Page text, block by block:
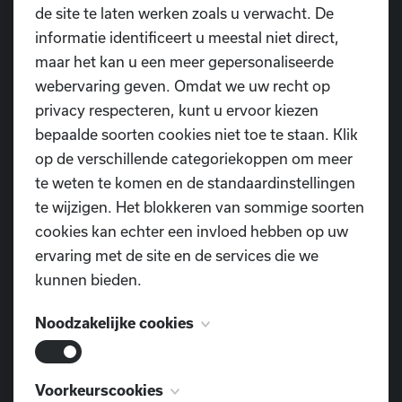
de site te laten werken zoals u verwacht. De
informatie identificeert u meestal niet direct,
maar het kan u een meer gepersonaliseerde
webervaring geven. Omdat we uw recht op
privacy respecteren, kunt u ervoor kiezen
bepaalde soorten cookies niet toe te staan. Klik
op de verschillende categoriekoppen om meer
te weten te komen en de standaardinstellingen
te wijzigen. Het blokkeren van sommige soorten
cookies kan echter een invloed hebben op uw
ervaring met de site en de services die we
kunnen bieden.
Noodzakelijke cookies
Deze cookies zijn noodzakelijk voor het
Voorkeurscookies